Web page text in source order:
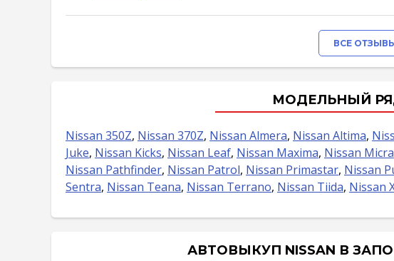
ВСЕ
МОДЕЛЬНЫЙ
Nissan 350Z, Nissan 370Z, Nissan Almera, Nissan Altima,
Juke, Nissan Kicks, Nissan Leaf, Nissan Maxima, Nissan Micra
Nissan Pathfinder, Nissan Patrol, Nissan Primastar, Nissan
Sentra, Nissan Teana, Nissan Terrano, Nissan Tiida, Nissan
АВТОВЫКУП NISSAN В